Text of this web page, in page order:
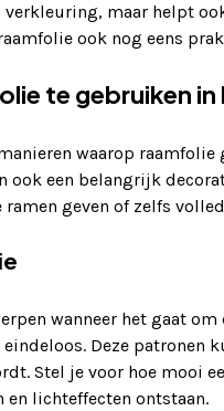
maar helpt
ook nog eens
te gebruiken in
waarop
een belangrijk
geven of zelfs
wanneer het gaat
Deze patronen
Stel je voor hoe mooi
en lichteffecten ontstaan.